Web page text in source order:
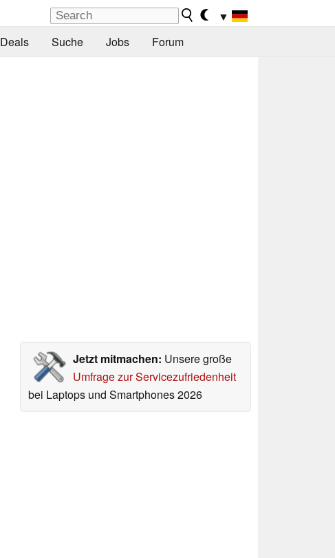
▼
Deals Suche Jobs Forum
Jetzt mitmachen: Unsere große
Umfrage zur Servicezufriedenheit
bei Laptops und Smartphones 2026